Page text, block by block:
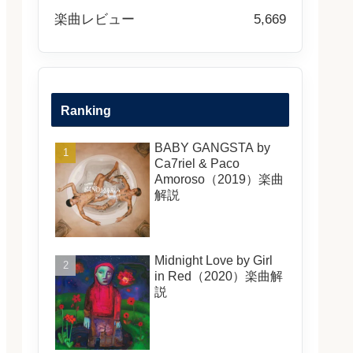
楽曲レビュー 5,669
Ranking
BABY GANGSTA by
Ca7riel & Paco
Amoroso（2019）楽曲
解説
Midnight Love by Girl
in Red（2020）楽曲解
説